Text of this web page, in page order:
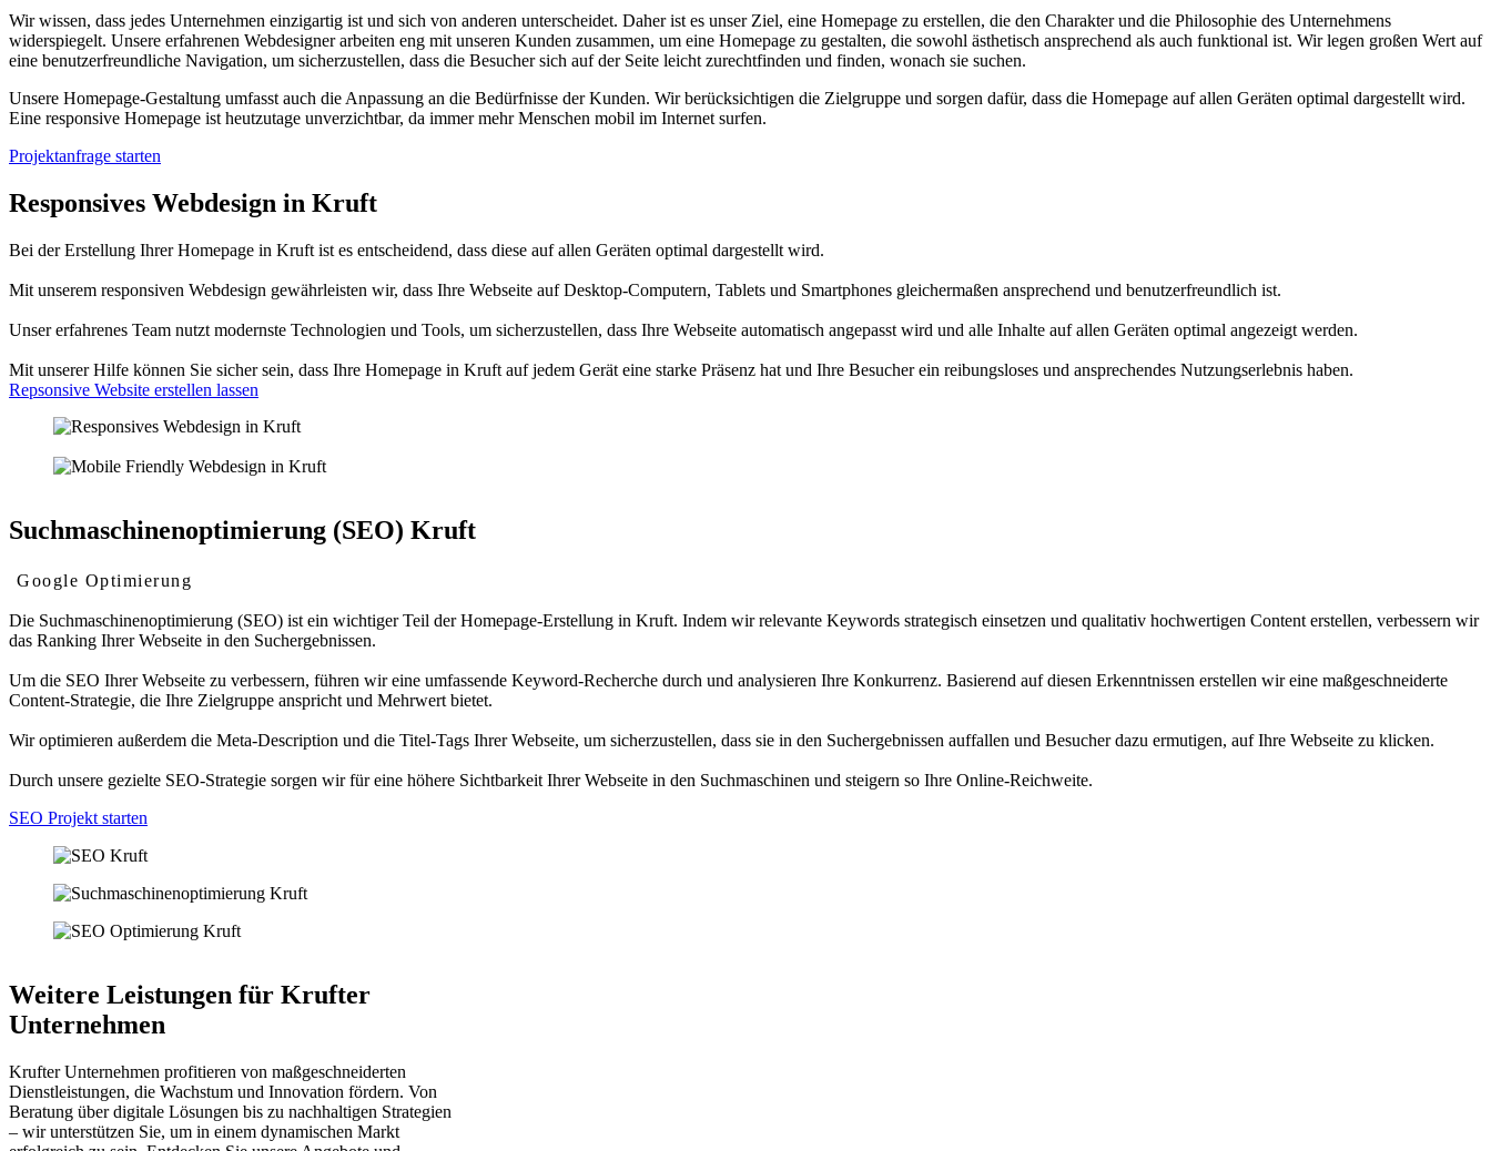
Wir wissen, dass jedes Unternehmen einzigartig ist und sich von anderen unterscheidet. Daher ist es unser Ziel, eine Homepage zu erstellen, die den Charakter und die Philosophie des Unternehmens
widerspiegelt. Unsere erfahrenen Webdesigner arbeiten eng mit unseren Kunden zusammen, um eine Homepage zu gestalten, die sowohl ästhetisch ansprechend als auch funktional ist. Wir legen großen Wert auf
eine benutzerfreundliche Navigation, um sicherzustellen, dass die Besucher sich auf der Seite leicht zurechtfinden und finden, wonach sie suchen.
Unsere Homepage-Gestaltung umfasst auch die Anpassung an die Bedürfnisse der Kunden. Wir berücksichtigen die Zielgruppe und sorgen dafür, dass die Homepage auf allen Geräten optimal dargestellt wird.
Eine responsive Homepage ist heutzutage unverzichtbar, da immer mehr Menschen mobil im Internet surfen.
Projektanfrage starten
Responsives Webdesign in Kruft
Bei der Erstellung Ihrer Homepage in Kruft ist es entscheidend, dass diese auf allen Geräten optimal dargestellt wird.
Mit unserem responsiven Webdesign gewährleisten wir, dass Ihre Webseite auf Desktop-Computern, Tablets und Smartphones gleichermaßen ansprechend und benutzerfreundlich ist.
Unser erfahrenes Team nutzt modernste Technologien und Tools, um sicherzustellen, dass Ihre Webseite automatisch angepasst wird und alle Inhalte auf allen Geräten optimal angezeigt werden.
Mit unserer Hilfe können Sie sicher sein, dass Ihre Homepage in Kruft auf jedem Gerät eine starke Präsenz hat und Ihre Besucher ein reibungsloses und ansprechendes Nutzungserlebnis haben.
Repsonsive Website erstellen lassen
Suchmaschinenoptimierung (SEO) Kruft
Google Optimierung
Die Suchmaschinenoptimierung (SEO) ist ein wichtiger Teil der Homepage-Erstellung in Kruft. Indem wir relevante Keywords strategisch einsetzen und qualitativ hochwertigen Content erstellen, verbessern wir
das Ranking Ihrer Webseite in den Suchergebnissen.
Um die SEO Ihrer Webseite zu verbessern, führen wir eine umfassende Keyword-Recherche durch und analysieren Ihre Konkurrenz. Basierend auf diesen Erkenntnissen erstellen wir eine maßgeschneiderte
Content-Strategie, die Ihre Zielgruppe anspricht und Mehrwert bietet.
Wir optimieren außerdem die Meta-Description und die Titel-Tags Ihrer Webseite, um sicherzustellen, dass sie in den Suchergebnissen auffallen und Besucher dazu ermutigen, auf Ihre Webseite zu klicken.
Durch unsere gezielte SEO-Strategie sorgen wir für eine höhere Sichtbarkeit Ihrer Webseite in den Suchmaschinen und steigern so Ihre Online-Reichweite.
SEO Projekt starten
Weitere Leistungen für Krufter
Unternehmen
Krufter Unternehmen profitieren von maßgeschneiderten
Dienstleistungen, die Wachstum und Innovation fördern. Von
Beratung über digitale Lösungen bis zu nachhaltigen Strategien
– wir unterstützen Sie, um in einem dynamischen Markt